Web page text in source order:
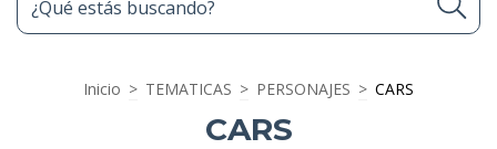
Inicio > TEMATICAS > PERSONAJES > CARS
CARS